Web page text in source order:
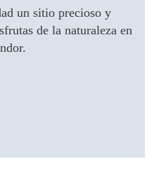
un sitio precioso y
de la naturaleza en